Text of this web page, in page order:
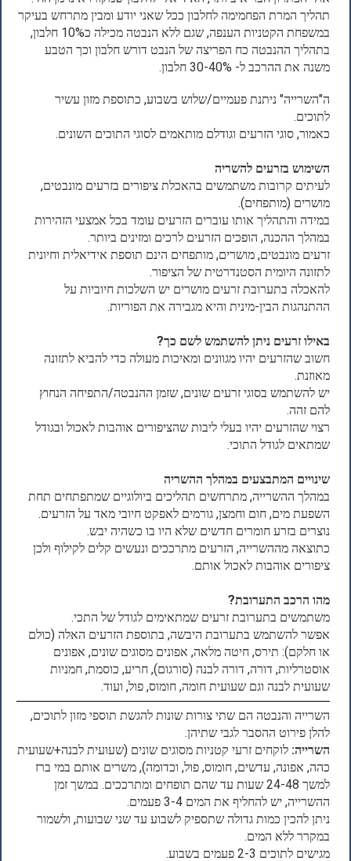
תהליך המרת הפחמימה לחלבון ככל שאני יודע ומבין מתרחש בעיקר
במשפחת הקטניות הענפה, שגם ללא הנבטה מכילה כ10% חלבון,
בתהליך ההנבטה כח הפריצה של הנבט דורש חלבון וכך הטבע
משנה את ההרכב ל- 30-40% חלבון.
ה"השרייה" ניתנת פעמיים/שלוש בשבוע, כתוספת מזון עשיר
לתוכים.
כאמור, סוגי הזרעים וגודלם מותאמים לסוגי התוכים השונים.
השימוש בזרעים להשריה
לעיתים קרובות משתמשים בהאכלת ציפורים בזרעים מונבטים,
מושרים (מותפחים).
במידה והתהליך אותו עוברים הזרעים עומד בכל אמצעי הזהירות
במהלך ההכנה, הופכים הזרעים לרכים ומזינים ביותר.
זרעים מונבטים, מושרים, מותפחים הינם תוספת אידיאלית וחיונית
לתזונה היומית הסטנדרטית של הציפור.
להאכלה בתערובת זרעים מושרים יש השלכות חיוביות על
ההתנהגות הבין-מינית והיא מגבירה את הפוריות.
באילו זרעים ניתן להשתמש לשם כך?
חשוב שהזרעים יהיו מגוונים ומאיכות מעולה כדי להביא לתזונה
מאוזנת.
יש להשתמש בסוגי זרעים שונים, שזמן ההנבטה/התפיחה הנחוץ
להם זהה.
רצוי שהזרעים יהיו בעלי ליבות שהציפורים אוהבות לאכול ובגודל
שמתאים לגודל התוכי.
שינויים המתבצעים במהלך ההשריה
במהלך ההשרייה, מתרחשים תהליכים ביולוגיים שמתפתחים תחת
השפעת מים, חום וחמצן, גורמים לאפקט חיובי מאד על הזרעים.
נוצרים בזרע חומרים חדשים שלא היו בו כשהיה יבש.
כתוצאה מההשרייה, הזרעים מתרככים ונעשים קלים לקילוף ולכן
ציפורים אוהבות לאכול אותם.
מהו הרכב התערובת?
משתמשים בתערובת זרעים שמתאימים לגודל של התכי.
אפשר להשתמש בתערובת היבשה, בתוספת הזרעים האלה (כולם
או חלקם): תירס, חיטה מלאה, אפונים מסוגים שונים, אפונים
אוסטרליות, דורה, דורה לבנה (סורגום), חריע, כוסמת, חמניות
שעועית לבנה וגם שעועית חומה, חומוס, פול, ועוד.
השרייה והנבטה הם שתי צורות שונות להגשת תוספי מזון לתוכים,
להלן פירוט ההסבר לגבי שתיהן.
השרייה: לוקחים זרעי קטניות מסוגים שונים (שעועית לבנה+שעועית
כהה, אפונה, עדשים, חומוס, פול, וכדומה), משרים אותם במי ברז
למשך 24-48 שעות עד שהם תופחים ומתרככים. במשך זמן
ההשרייה, יש להחליף את המים 3-4 פעמים.
ניתן להכין כמות גדולה שתספיק לשבוע עד שני שבועות, ולשמור
במקרר ללא המים.
מגישים לתוכים 2-3 פעמים בשבוע.